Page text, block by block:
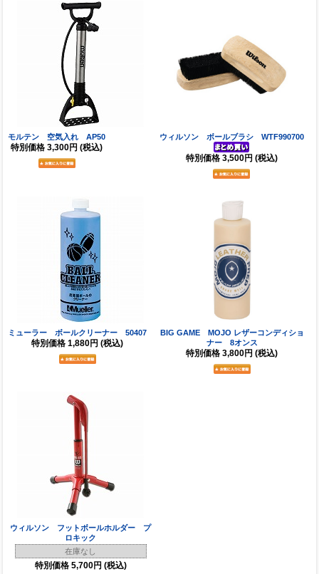
モルテン 空気入れ AP50
特別価格 3,300円 (税込)
ウィルソン ボールブラシ WTF990700
特別価格 3,500円 (税込)
ミューラー ボールクリーナー 50407
特別価格 1,880円 (税込)
BIG GAME MOJO レザーコンディショ
ナー 8オンス
特別価格 3,800円 (税込)
ウィルソン フットボールホルダー プ
ロキック
在庫なし
特別価格 5,700円 (税込)